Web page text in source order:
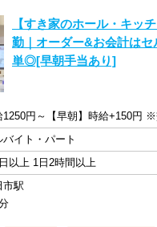
【すき家のホール・キッ
勤｜オーダー&お会計はセ
単◎[早朝手当あり]
バイト・パート
以上 1日2時間以上
市駅